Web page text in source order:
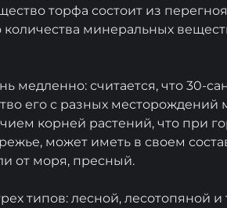
торфа состоит из
количества минеральных
медленно: считается, что 30-
его с разных месторождений
корней растений, что при
может иметь в своем
от моря, пресный.
типов: лесной, лесотопяной